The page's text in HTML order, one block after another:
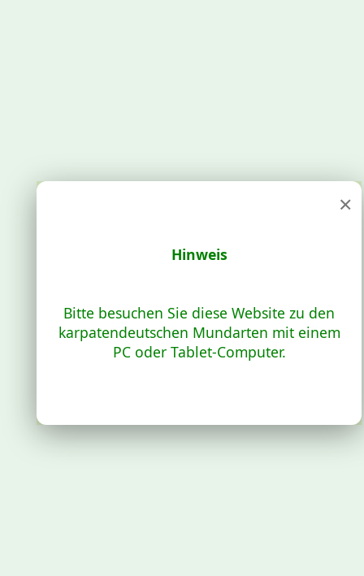
×
Hinweis
Bitte besuchen Sie diese Website zu den
karpatendeutschen Mundarten mit einem
PC oder Tablet-Computer.